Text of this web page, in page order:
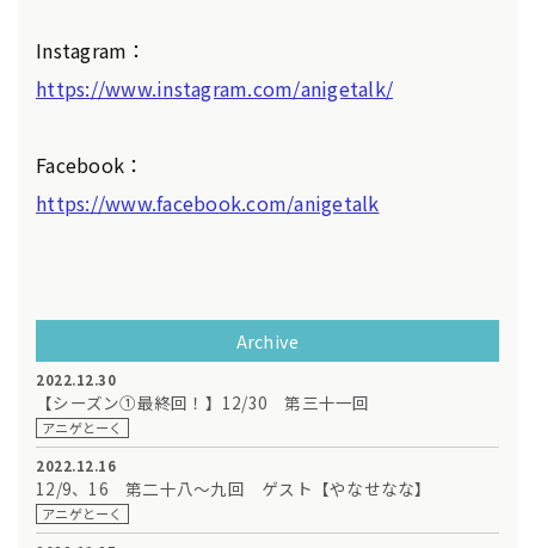
Instagram：
https://www.instagram.com/anigetalk/
Facebook：
https://www.facebook.com/anigetalk
Archive
2022.12.30
【シーズン①最終回！】12/30 第三十一回
アニゲとーく
2022.12.16
12/9、16 第二十八～九回 ゲスト【やなせなな】
アニゲとーく